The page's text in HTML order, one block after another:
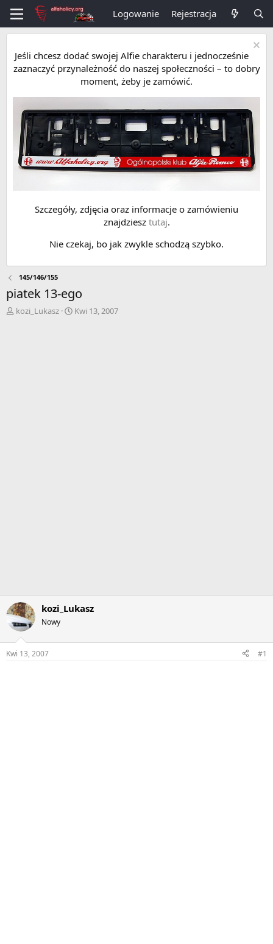
Logowanie Rejestracja
Jeśli chcesz dodać swojej Alfie charakteru i jednocześnie
zaznaczyć przynależność do naszej społeczności – to dobry
moment, żeby je zamówić.
Szczegóły, zdjęcia oraz informacje o zamówieniu
znajdziesz tutaj.
Nie czekaj, bo jak zwykle schodzą szybko.
145/146/155
piatek 13-ego
A
kozi_Lukasz
D
Kwi 13, 2007
kozi_Lukasz
Nowy
Kwi 13, 2007 #1